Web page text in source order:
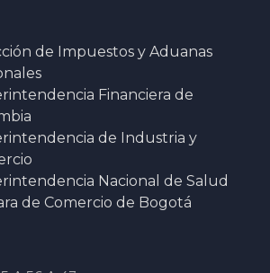
de Impuestos y Aduanas
Financiera de
de Industria y
Nacional de Salud
de Comercio de Bogotá